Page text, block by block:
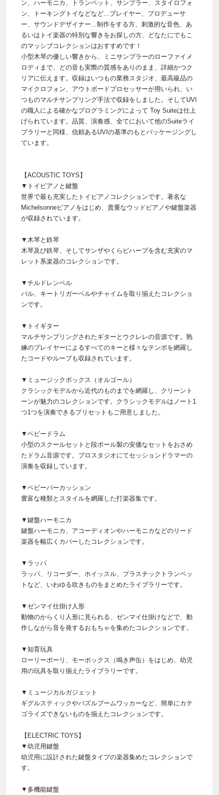
ン、ハーモニカ、トランペット、サンプラー、スタイロフォ
ン、トーキングトイなどなど...プレイヤー、プロデューサ
ー、サウンドデザイナー...制作をする方、刺激的な音色、あ
るいはトイ楽器の特別な響きをお探しの方、どなたにでもこ
のマッシブコレクションはおすすめです！
小型木琴の優しい響きから、ミニサンプラーのローファイメ
ロディまで、どの音も実際の質感をありのまま、詳細かつク
リアに伝えます。収録はいつもの業務スタジオ、最高級品の
マイクロフォン、アウトボードプロセッサーが用いられ、い
つものマルチサンプリング手法で収録をしました。そしてUVI
の職人による確かなプログラミングによって Toy Suiteは仕上
げられています。品質、演奏感、全てにおいて他のSuiteライ
ブラリーと同様、信頼あるUVIの基準のもとパッケージングし
ています。
【ACOUSTIC TOYS】
▼トイピアノと鍵盤
世界で最も充実したトイピアノコレクションです。著名な
Michelsonneピアノをはじめ、貴重なウッドピアノや鍵盤楽器
が収録されています。
▼木琴と鉄琴
木琴及び鉄琴、そしてサンザやくらビハープを含む充実のマ
レット系楽器のコレクションです。
▼チルドレンベル
バル、キートリガーベルやチャイムを取り揃えたコレクショ
ンです。
▼トイギター
マルチサンプリングされたギターとウクレレの音源です。熟
練のプレイヤーによるすべてのキーと様々なテンポを網羅し
たコードやループも収録されています。
▼ミュージックボックス（オルゴール）
クラシックモデルから近代のものまでを網羅し、クリーント
ーンが魅力のコレクションです。クラシックモデルはノート1
つ1つを演奏できるプリセットもご用意しました。
▼ベビードラム
小型のスクールセットと段ボール製の安価なセットをおさめ
たドラム音源です。プロスタジオにてセッションドラマーの
演奏を収録しています。
▼ベビーパーカッション
豊富な種類とスタイルを網羅した打楽器集です。
▼鍵盤ハーモニカ
鍵盤ハーモニカ、アコーディオンやハーモニカなどのリード
楽器を幅広くカバーしたコレクションです。
▼ラッパ
ラッパ、リコーダー、ホイッスル、プラスチックトランペッ
トなど、いわゆる吹きものをまとめたライブラリーです。
▼ゼンマイ仕掛け人形
動物のからくり人形に見られる、ゼンマイ仕掛けなどで、動
作しながら音を発するおもちゃを集めたコレクションです。
▼知育玩具
ローリーポーリ、モーボックス（鳴き声缶）をはじめ、幼児
用の玩具を取り揃えたライブラリーです。
▼ミュージカルガジェット
ギグルスティックやパズルブームワッカーなど、簡単にカテ
ゴライズできないものを揃えたコレクションです。
【ELECTRIC TOYS】
▼幼児用鍵盤
幼児用に設計された鍵盤タイプの楽器集めたコレクションで
す。
▼多機能鍵盤